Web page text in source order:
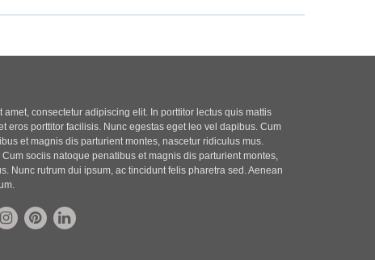
amet, consectetur adipiscing elit. In porttitor lectus quis mattis
eros porttitor facilisis. Nunc egestas eget leo vel dapibus. Cum
et magnis dis parturient montes, nascetur ridiculus mus.
sociis natoque penatibus et magnis dis parturient montes,
Nunc rutrum dui ipsum, ac tincidunt felis pharetra sed. Aenean